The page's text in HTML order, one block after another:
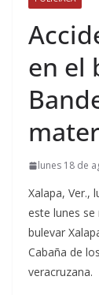
en el
lunes 18 de
Xalapa, Ver.,
este lunes
bulevar
Cabaña de
veracruzana.